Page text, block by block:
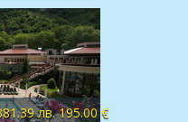
лв. 195.00 €